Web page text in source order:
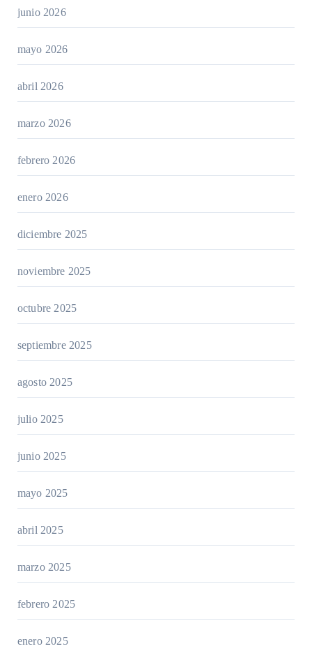
junio 2026
mayo 2026
abril 2026
marzo 2026
febrero 2026
enero 2026
diciembre 2025
noviembre 2025
octubre 2025
septiembre 2025
agosto 2025
julio 2025
junio 2025
mayo 2025
abril 2025
marzo 2025
febrero 2025
enero 2025